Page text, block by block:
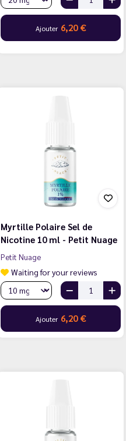
Ajouter 6,20 €
Myrtille Polaire Sel de
Nicotine 10 ml - Petit Nuage
Petit Nuage
Waiting for your reviews
Ajouter 6,20 €